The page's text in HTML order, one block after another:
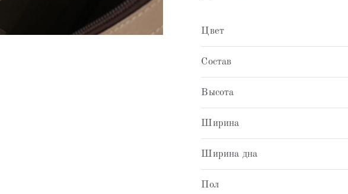
Цвет
Состав
Высота
Ширина
Ширина дна
Пол